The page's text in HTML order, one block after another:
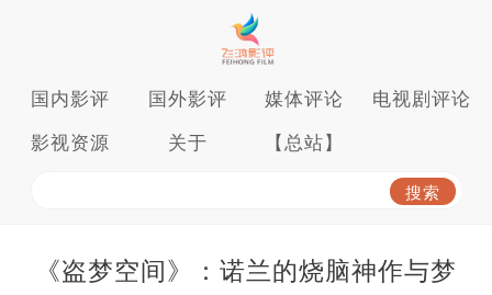
国内影评 国外影评 媒体评论 电视剧评论
影视资源 关于 【总站】
《盗梦空间》：诺兰的烧脑神作与梦